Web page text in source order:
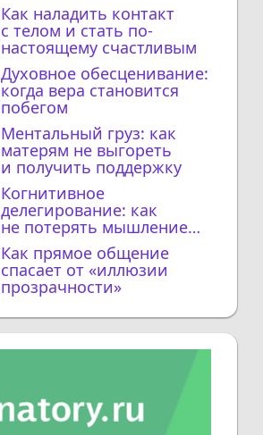
Как наладить контакт
с телом и стать по-
настоящему счастливым
Духовное обесценивание:
когда вера становится
побегом
Ментальный груз: как
матерям не выгореть
и получить поддержку
Когнитивное
делегирование: как
не потерять мышление
с ИИ
Как прямое общение
спасает от «иллюзии
прозрачности»